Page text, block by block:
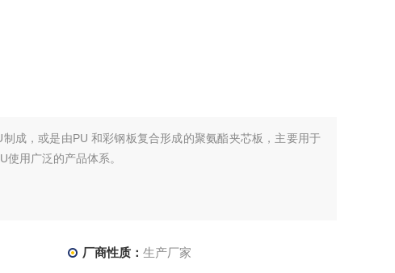
成，或是由PU 和彩钢板复合形成的聚氨酯夹芯板，主要用于
用广泛的产品体系。
厂商性质： 生产厂家